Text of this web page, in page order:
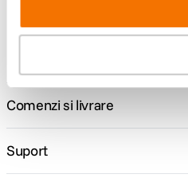
specializata
Comenzi si livrare
Suport